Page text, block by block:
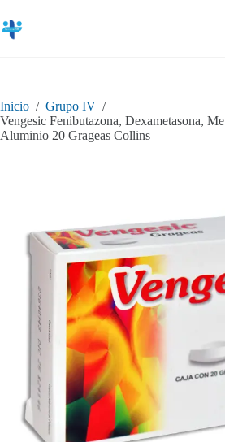
al
contenido
Inicio / Grupo IV /
Vengesic Fenibutazona, Dexametasona,
Aluminio 20 Grageas Collins